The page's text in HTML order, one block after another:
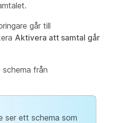
går till
Aktivera att samtal går
från
ser ett schema som